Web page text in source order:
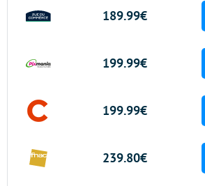
189.99€
199.99€
199.99€
239.80€